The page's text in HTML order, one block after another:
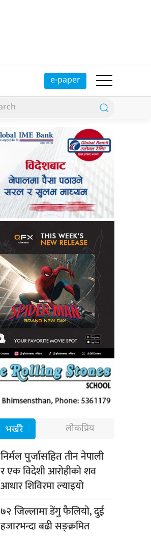
e-paper
भर्खरै लोकप्रिय
निर्मल पुर्जासहिततीन नेपाली
र एक विदेशी आरोहीको शव
आधार शिविरमा ल्याइयो
७२ जिल्लामाडेंगु फैलियो, दुई
हजारभन्दा बढी सङ्क्रमित